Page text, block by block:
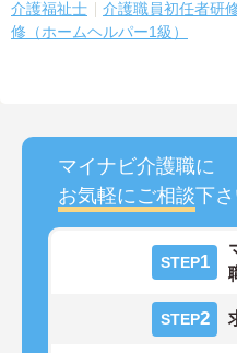
介護福祉士 介護職員初任者研
修（ホームヘルパー1級）
マイナビ介護職に
お気軽にご相談下さ
STEP1
STEP2